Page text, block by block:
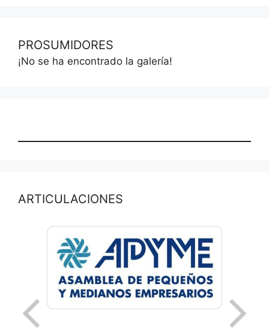
PROSUMIDORES
¡No se ha encontrado la galería!
ARTICULACIONES